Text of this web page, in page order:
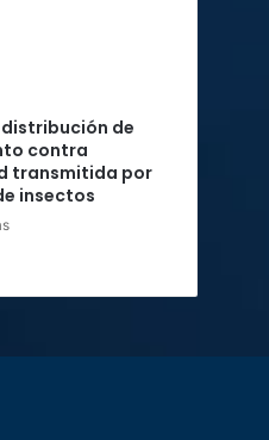
distribución de
contra
transmitida por
insectos